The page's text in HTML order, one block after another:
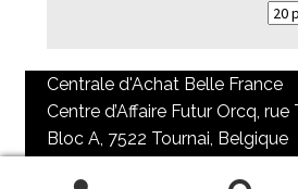
Centrale d'Achat Belle France
Centre d’Affaire Futur Orcq, rue
Bloc A, 7522 Tournai, Belgique